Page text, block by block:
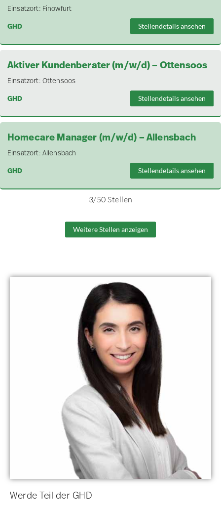
Einsatzort: Finowfurt
GHD
Stellendetails ansehen
Aktiver Kundenberater (m/w/d) – Ottensoos
Einsatzort: Ottensoos
GHD
Stellendetails ansehen
Homecare Manager (m/w/d) – Allensbach
Einsatzort: Allensbach
GHD
Stellendetails ansehen
3/50 Stellen
Weitere Stellen anzeigen
Werde Teil der GHD